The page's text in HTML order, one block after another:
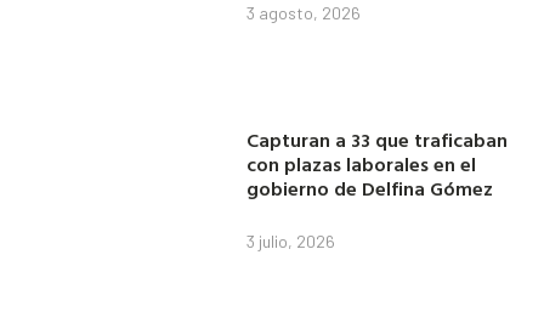
3 agosto, 2026
Capturan a 33 que traficaban
con plazas laborales en el
gobierno de Delfina Gómez
3 julio, 2026